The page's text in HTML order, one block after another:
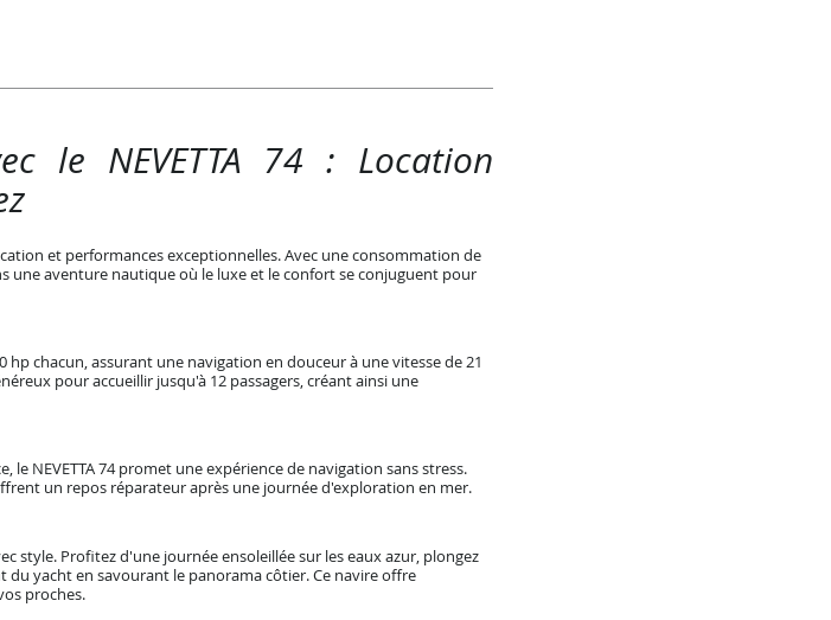
le NEVETTA 74 : Location
et performances exceptionnelles. Avec une consommation de
une aventure nautique où le luxe et le confort se conjuguent pour
hp chacun, assurant une navigation en douceur à une vitesse de 21
pour accueillir jusqu'à 12 passagers, créant ainsi une
NEVETTA 74 promet une expérience de navigation sans stress.
un repos réparateur après une journée d'exploration en mer.
style. Profitez d'une journée ensoleillée sur les eaux azur, plongez
yacht en savourant le panorama côtier. Ce navire offre
proches.